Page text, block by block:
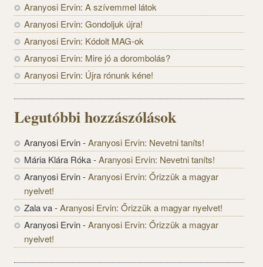
Aranyosi Ervin: A szívemmel látok
Aranyosi Ervin: Gondoljuk újra!
Aranyosi Ervin: Kódolt MAG-ok
Aranyosi Ervin: Mire jó a dorombolás?
Aranyosi Ervin: Újra rónunk kéne!
Legutóbbi hozzászólások
Aranyosi Ervin-Aranyosi Ervin: Nevetni taníts!
Mária Klára Róka-Aranyosi Ervin: Nevetni taníts!
Aranyosi Ervin-Aranyosi Ervin: Őrizzük a magyar
nyelvet!
Zala va-Aranyosi Ervin: Őrizzük a magyar nyelvet!
Aranyosi Ervin-Aranyosi Ervin: Őrizzük a magyar
nyelvet!